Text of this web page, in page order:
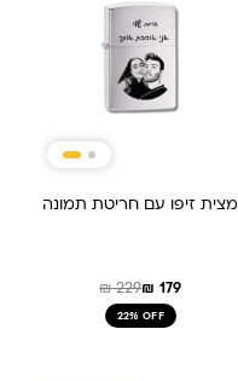
מצית זיפו עם חריטת תמונה
₪229₪ 179
₪ 179.
22% OFF